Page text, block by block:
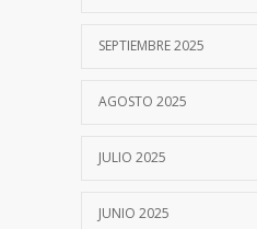
SEPTIEMBRE 2025
AGOSTO 2025
JULIO 2025
JUNIO 2025